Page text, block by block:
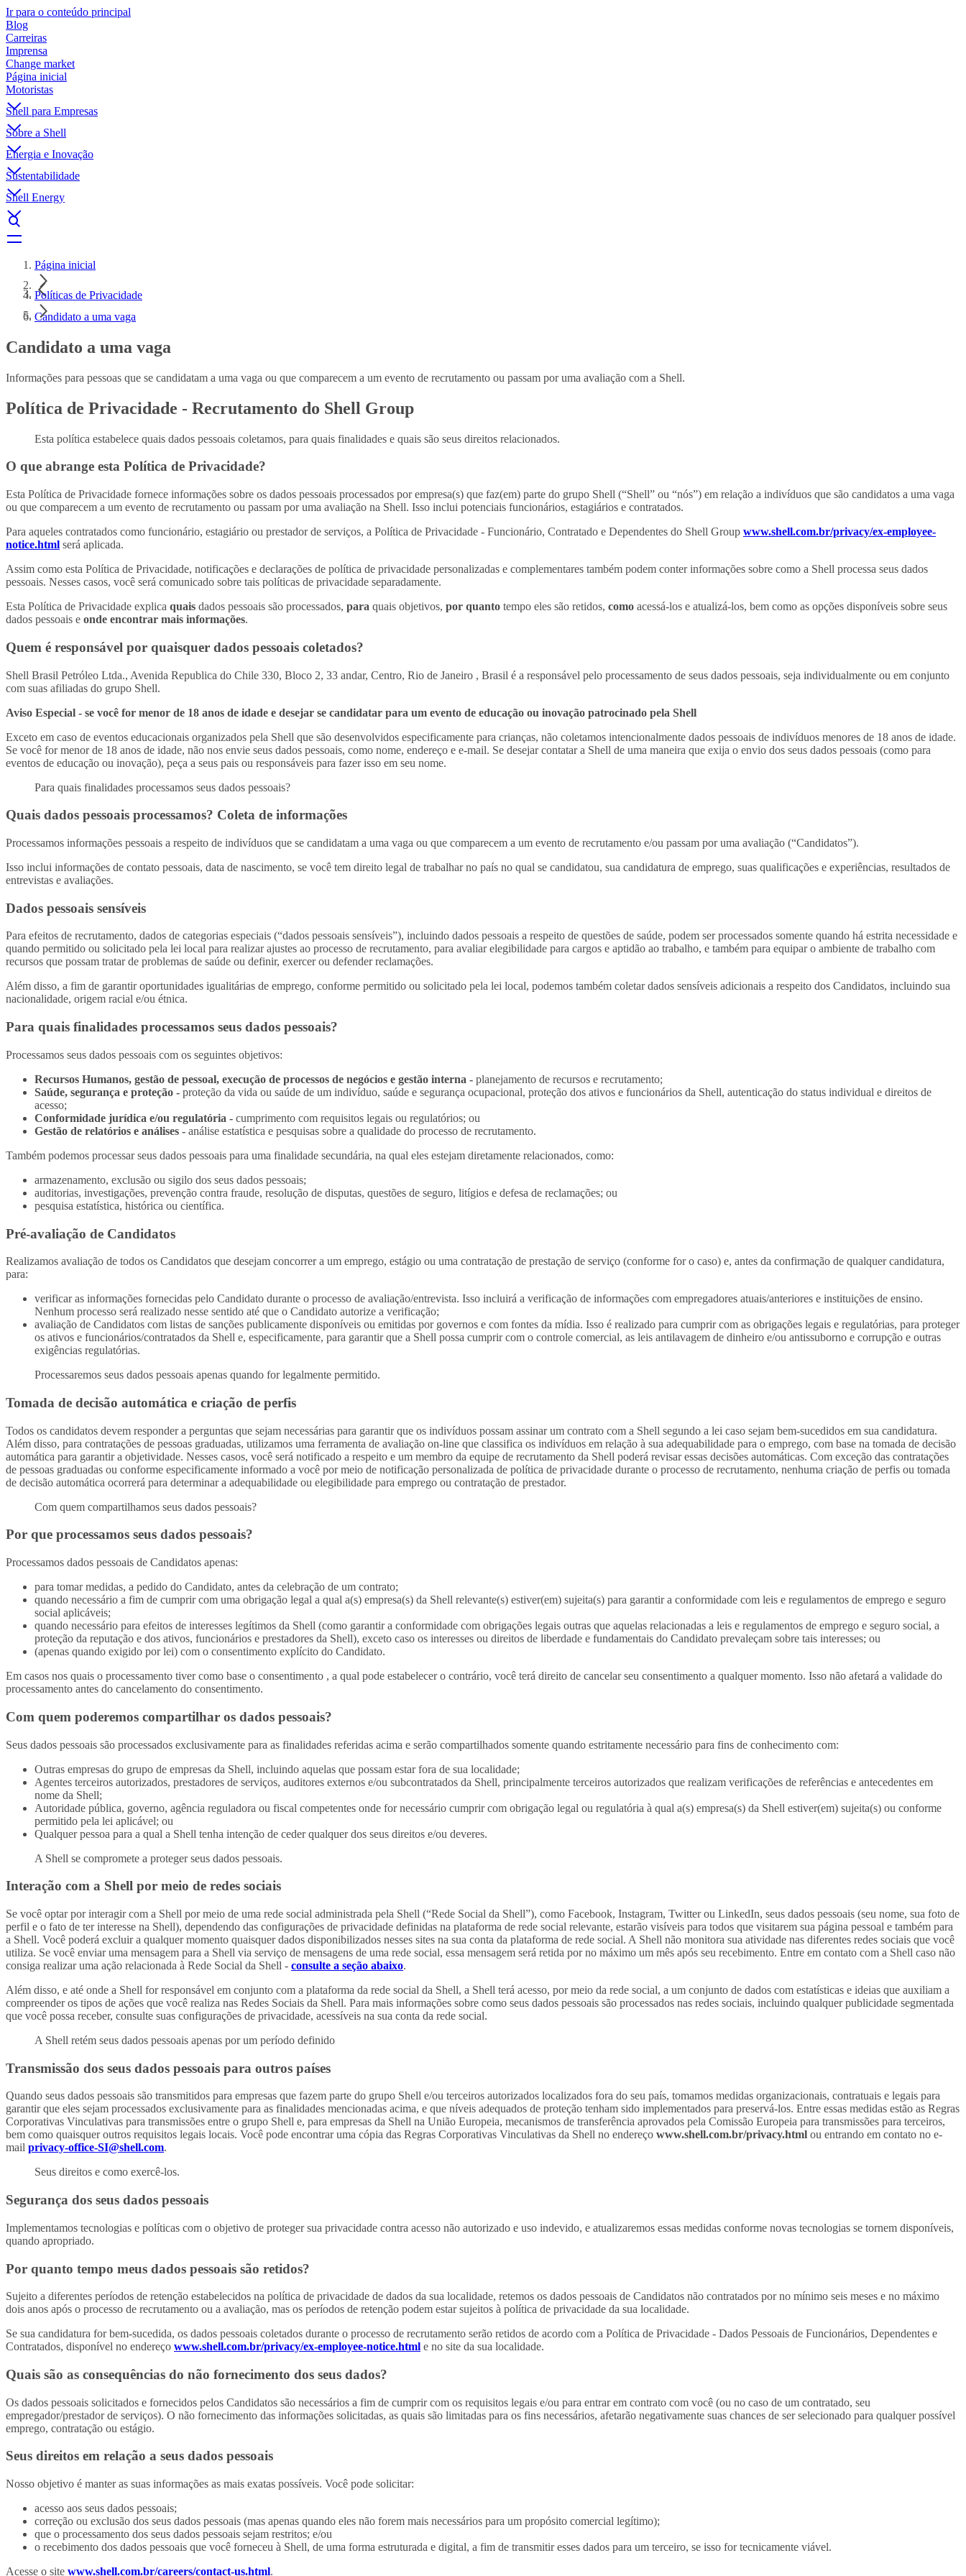
Ir para o conteúdo principal
Blog
Carreiras
Imprensa
Change market
Página inicial
Motoristas
Shell para Empresas
Sobre a Shell
Energia e Inovação
Sustentabilidade
Shell Energy
Página inicial
Políticas de Privacidade
Candidato a uma vaga
Candidato a uma vaga
Informações para pessoas que se candidatam a uma vaga ou que comparecem a um evento de recrutamento ou passam por uma avaliação com a Shell.
Política de Privacidade - Recrutamento do Shell Group
Esta política estabelece quais dados pessoais coletamos, para quais finalidades e quais são seus direitos relacionados.
O que abrange esta Política de Privacidade?
Esta Política de Privacidade fornece informações sobre os dados pessoais processados por empresa(s) que faz(em) parte do grupo Shell (“Shell” ou “nós”) em relação a indivíduos que são candidatos a uma vaga
ou que comparecem a um evento de recrutamento ou passam por uma avaliação na Shell. Isso inclui potenciais funcionários, estagiários e contratados.
Para aqueles contratados como funcionário, estagiário ou prestador de serviços, a Política de Privacidade - Funcionário, Contratado e Dependentes do Shell Group www.shell.com.br/privacy/ex-employee-
notice.html será aplicada.
Assim como esta Política de Privacidade, notificações e declarações de política de privacidade personalizadas e complementares também podem conter informações sobre como a Shell processa seus dados
pessoais. Nesses casos, você será comunicado sobre tais políticas de privacidade separadamente.
Esta Política de Privacidade explica quais dados pessoais são processados, para quais objetivos, por quanto tempo eles são retidos, como acessá-los e atualizá-los, bem como as opções disponíveis sobre seus
dados pessoais e onde encontrar mais informações.
Quem é responsável por quaisquer dados pessoais coletados?
Shell Brasil Petróleo Ltda., Avenida Republica do Chile 330, Bloco 2, 33 andar, Centro, Rio de Janeiro , Brasil é a responsável pelo processamento de seus dados pessoais, seja individualmente ou em conjunto
com suas afiliadas do grupo Shell.
Aviso Especial - se você for menor de 18 anos de idade e desejar se candidatar para um evento de educação ou inovação patrocinado pela Shell
Exceto em caso de eventos educacionais organizados pela Shell que são desenvolvidos especificamente para crianças, não coletamos intencionalmente dados pessoais de indivíduos menores de 18 anos de idade.
Se você for menor de 18 anos de idade, não nos envie seus dados pessoais, como nome, endereço e e-mail. Se desejar contatar a Shell de uma maneira que exija o envio dos seus dados pessoais (como para
eventos de educação ou inovação), peça a seus pais ou responsáveis para fazer isso em seu nome.
Para quais finalidades processamos seus dados pessoais?
Quais dados pessoais processamos? Coleta de informações
Processamos informações pessoais a respeito de indivíduos que se candidatam a uma vaga ou que comparecem a um evento de recrutamento e/ou passam por uma avaliação (“Candidatos”).
Isso inclui informações de contato pessoais, data de nascimento, se você tem direito legal de trabalhar no país no qual se candidatou, sua candidatura de emprego, suas qualificações e experiências, resultados de
entrevistas e avaliações.
Dados pessoais sensíveis
Para efeitos de recrutamento, dados de categorias especiais (“dados pessoais sensíveis”), incluindo dados pessoais a respeito de questões de saúde, podem ser processados somente quando há estrita necessidade e
quando permitido ou solicitado pela lei local para realizar ajustes ao processo de recrutamento, para avaliar elegibilidade para cargos e aptidão ao trabalho, e também para equipar o ambiente de trabalho com
recursos que possam tratar de problemas de saúde ou definir, exercer ou defender reclamações.
Além disso, a fim de garantir oportunidades igualitárias de emprego, conforme permitido ou solicitado pela lei local, podemos também coletar dados sensíveis adicionais a respeito dos Candidatos, incluindo sua
nacionalidade, origem racial e/ou étnica.
Para quais finalidades processamos seus dados pessoais?
Processamos seus dados pessoais com os seguintes objetivos:
Recursos Humanos, gestão de pessoal, execução de processos de negócios e gestão interna - planejamento de recursos e recrutamento;
Saúde, segurança e proteção - proteção da vida ou saúde de um indivíduo, saúde e segurança ocupacional, proteção dos ativos e funcionários da Shell, autenticação do status individual e direitos de
acesso;
Conformidade jurídica e/ou regulatória - cumprimento com requisitos legais ou regulatórios; ou
Gestão de relatórios e análises - análise estatística e pesquisas sobre a qualidade do processo de recrutamento.
Também podemos processar seus dados pessoais para uma finalidade secundária, na qual eles estejam diretamente relacionados, como:
armazenamento, exclusão ou sigilo dos seus dados pessoais;
auditorias, investigações, prevenção contra fraude, resolução de disputas, questões de seguro, litígios e defesa de reclamações; ou
pesquisa estatística, histórica ou científica.
Pré-avaliação de Candidatos
Realizamos avaliação de todos os Candidatos que desejam concorrer a um emprego, estágio ou uma contratação de prestação de serviço (conforme for o caso) e, antes da confirmação de qualquer candidatura,
para:
verificar as informações fornecidas pelo Candidato durante o processo de avaliação/entrevista. Isso incluirá a verificação de informações com empregadores atuais/anteriores e instituições de ensino.
Nenhum processo será realizado nesse sentido até que o Candidato autorize a verificação;
avaliação de Candidatos com listas de sanções publicamente disponíveis ou emitidas por governos e com fontes da mídia. Isso é realizado para cumprir com as obrigações legais e regulatórias, para proteger
os ativos e funcionários/contratados da Shell e, especificamente, para garantir que a Shell possa cumprir com o controle comercial, as leis antilavagem de dinheiro e/ou antissuborno e corrupção e outras
exigências regulatórias.
Processaremos seus dados pessoais apenas quando for legalmente permitido.
Tomada de decisão automática e criação de perfis
Todos os candidatos devem responder a perguntas que sejam necessárias para garantir que os indivíduos possam assinar um contrato com a Shell segundo a lei caso sejam bem-sucedidos em sua candidatura.
Além disso, para contratações de pessoas graduadas, utilizamos uma ferramenta de avaliação on-line que classifica os indivíduos em relação à sua adequabilidade para o emprego, com base na tomada de decisão
automática para garantir a objetividade. Nesses casos, você será notificado a respeito e um membro da equipe de recrutamento da Shell poderá revisar essas decisões automáticas. Com exceção das contratações
de pessoas graduadas ou conforme especificamente informado a você por meio de notificação personalizada de política de privacidade durante o processo de recrutamento, nenhuma criação de perfis ou tomada
de decisão automática ocorrerá para determinar a adequabilidade ou elegibilidade para emprego ou contratação de prestador.
Com quem compartilhamos seus dados pessoais?
Por que processamos seus dados pessoais?
Processamos dados pessoais de Candidatos apenas:
para tomar medidas, a pedido do Candidato, antes da celebração de um contrato;
quando necessário a fim de cumprir com uma obrigação legal a qual a(s) empresa(s) da Shell relevante(s) estiver(em) sujeita(s) para garantir a conformidade com leis e regulamentos de emprego e seguro
social aplicáveis;
quando necessário para efeitos de interesses legítimos da Shell (como garantir a conformidade com obrigações legais outras que aquelas relacionadas a leis e regulamentos de emprego e seguro social, a
proteção da reputação e dos ativos, funcionários e prestadores da Shell), exceto caso os interesses ou direitos de liberdade e fundamentais do Candidato prevaleçam sobre tais interesses; ou
(apenas quando exigido por lei) com o consentimento explícito do Candidato.
Em casos nos quais o processamento tiver como base o consentimento , a qual pode estabelecer o contrário, você terá direito de cancelar seu consentimento a qualquer momento. Isso não afetará a validade do
processamento antes do cancelamento do consentimento.
Com quem poderemos compartilhar os dados pessoais?
Seus dados pessoais são processados exclusivamente para as finalidades referidas acima e serão compartilhados somente quando estritamente necessário para fins de conhecimento com:
Outras empresas do grupo de empresas da Shell, incluindo aquelas que possam estar fora de sua localidade;
Agentes terceiros autorizados, prestadores de serviços, auditores externos e/ou subcontratados da Shell, principalmente terceiros autorizados que realizam verificações de referências e antecedentes em
nome da Shell;
Autoridade pública, governo, agência reguladora ou fiscal competentes onde for necessário cumprir com obrigação legal ou regulatória à qual a(s) empresa(s) da Shell estiver(em) sujeita(s) ou conforme
permitido pela lei aplicável; ou
Qualquer pessoa para a qual a Shell tenha intenção de ceder qualquer dos seus direitos e/ou deveres.
A Shell se compromete a proteger seus dados pessoais.
Interação com a Shell por meio de redes sociais
Se você optar por interagir com a Shell por meio de uma rede social administrada pela Shell (“Rede Social da Shell”), como Facebook, Instagram, Twitter ou LinkedIn, seus dados pessoais (seu nome, sua foto de
perfil e o fato de ter interesse na Shell), dependendo das configurações de privacidade definidas na plataforma de rede social relevante, estarão visíveis para todos que visitarem sua página pessoal e também para
a Shell. Você poderá excluir a qualquer momento quaisquer dados disponibilizados nesses sites na sua conta da plataforma de rede social. A Shell não monitora sua atividade nas diferentes redes sociais que você
utiliza. Se você enviar uma mensagem para a Shell via serviço de mensagens de uma rede social, essa mensagem será retida por no máximo um mês após seu recebimento. Entre em contato com a Shell caso não
consiga realizar uma ação relacionada à Rede Social da Shell - consulte a seção abaixo.
Além disso, e até onde a Shell for responsável em conjunto com a plataforma da rede social da Shell, a Shell terá acesso, por meio da rede social, a um conjunto de dados com estatísticas e ideias que auxiliam a
compreender os tipos de ações que você realiza nas Redes Sociais da Shell. Para mais informações sobre como seus dados pessoais são processados nas redes sociais, incluindo qualquer publicidade segmentada
que você possa receber, consulte suas configurações de privacidade, acessíveis na sua conta da rede social.
A Shell retém seus dados pessoais apenas por um período definido
Transmissão dos seus dados pessoais para outros países
Quando seus dados pessoais são transmitidos para empresas que fazem parte do grupo Shell e/ou terceiros autorizados localizados fora do seu país, tomamos medidas organizacionais, contratuais e legais para
garantir que eles sejam processados exclusivamente para as finalidades mencionadas acima, e que níveis adequados de proteção tenham sido implementados para preservá-los. Entre essas medidas estão as Regras
Corporativas Vinculativas para transmissões entre o grupo Shell e, para empresas da Shell na União Europeia, mecanismos de transferência aprovados pela Comissão Europeia para transmissões para terceiros,
bem como quaisquer outros requisitos legais locais. Você pode encontrar uma cópia das Regras Corporativas Vinculativas da Shell no endereço www.shell.com.br/privacy.html ou entrando em contato no e-
mail privacy-office-SI@shell.com.
Seus direitos e como exercê-los.
Segurança dos seus dados pessoais
Implementamos tecnologias e políticas com o objetivo de proteger sua privacidade contra acesso não autorizado e uso indevido, e atualizaremos essas medidas conforme novas tecnologias se tornem disponíveis,
quando apropriado.
Por quanto tempo meus dados pessoais são retidos?
Sujeito a diferentes períodos de retenção estabelecidos na política de privacidade de dados da sua localidade, retemos os dados pessoais de Candidatos não contratados por no mínimo seis meses e no máximo
dois anos após o processo de recrutamento ou a avaliação, mas os períodos de retenção podem estar sujeitos à política de privacidade da sua localidade.
Se sua candidatura for bem-sucedida, os dados pessoais coletados durante o processo de recrutamento serão retidos de acordo com a Política de Privacidade - Dados Pessoais de Funcionários, Dependentes e
Contratados, disponível no endereço www.shell.com.br/privacy/ex-employee-notice.html e no site da sua localidade.
Quais são as consequências do não fornecimento dos seus dados?
Os dados pessoais solicitados e fornecidos pelos Candidatos são necessários a fim de cumprir com os requisitos legais e/ou para entrar em contrato com você (ou no caso de um contratado, seu
empregador/prestador de serviços). O não fornecimento das informações solicitadas, as quais são limitadas para os fins necessários, afetarão negativamente suas chances de ser selecionado para qualquer possível
emprego, contratação ou estágio.
Seus direitos em relação a seus dados pessoais
Nosso objetivo é manter as suas informações as mais exatas possíveis. Você pode solicitar:
acesso aos seus dados pessoais;
correção ou exclusão dos seus dados pessoais (mas apenas quando eles não forem mais necessários para um propósito comercial legítimo);
que o processamento dos seus dados pessoais sejam restritos; e/ou
o recebimento dos dados pessoais que você forneceu à Shell, de uma forma estruturada e digital, a fim de transmitir esses dados para um terceiro, se isso for tecnicamente viável.
Acesse o site www.shell.com.br/careers/contact-us.html.